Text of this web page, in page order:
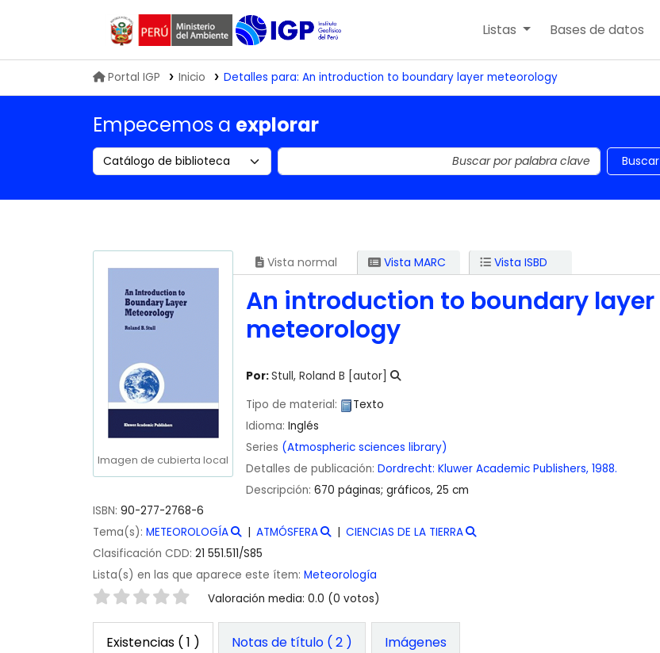
Biblioteca IGP
Listas Bases de datos
Portal IGP Inicio Detalles para: An introduction to boundary layer meteorology
Empecemos a explorar
Search the catalog by: Buscar en el catálogo por palabra clave Buscar
Imagen de cubierta local
Vista normal Vista MARC Vista ISBD
An introduction to boundary layer
meteorology
Por:Stull, Roland B [autor]
Tipo de material:
Texto
Idioma: Inglés
Series (Atmospheric sciences library)
Detalles de publicación: Dordrecht: Kluwer Academic Publishers, 1988.
Descripción: 670 páginas; gráficos, 25 cm
ISBN: 90-277-2768-6
Tema(s): METEOROLOGÍA ATMÓSFERA
CIENCIAS DE LA TIERRA
Clasificación CDD: 21 551.511/S85
Lista(s) en las que aparece este ítem: Meteorología
Valoración Valoración media: 0.0 (0 votos)
Existencias ( 1 ) Notas de título ( 2 ) Imágenes